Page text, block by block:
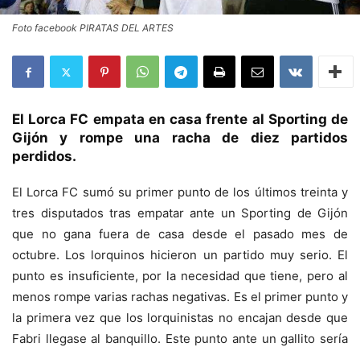
Foto facebook PIRATAS DEL ARTES
El Lorca FC empata en casa frente al Sporting de
Gijón y rompe una racha de diez partidos
perdidos.
El Lorca FC sumó su primer punto de los últimos treinta y
tres disputados tras empatar ante un Sporting de Gijón
que no gana fuera de casa desde el pasado mes de
octubre. Los lorquinos hicieron un partido muy serio. El
punto es insuficiente, por la necesidad que tiene, pero al
menos rompe varias rachas negativas. Es el primer punto y
la primera vez que los lorquinistas no encajan desde que
Fabri llegase al banquillo. Este punto ante un gallito sería